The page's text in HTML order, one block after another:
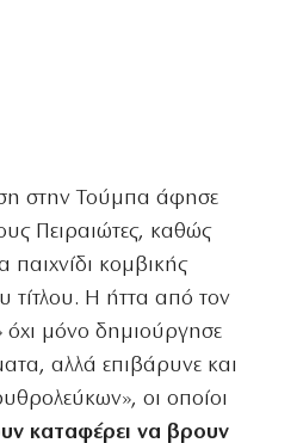
στην Τούμπα άφησε
Πειραιώτες, καθώς
παιχνίδι κομβικής
τίτλου. Η ήττα από τον
μόνο δημιούργησε
αλλά επιβάρυνε και
οι οποίοι
καταφέρει να βρουν